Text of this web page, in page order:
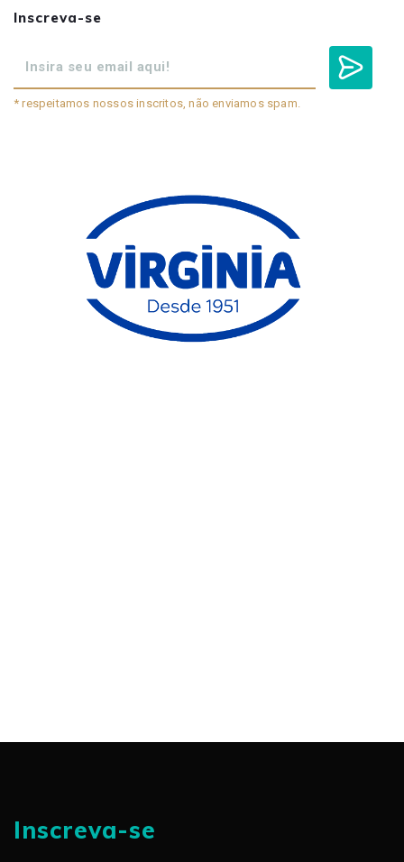
Inscreva-se
* respeitamos nossos inscritos, não enviamos spam.
Inscreva-se